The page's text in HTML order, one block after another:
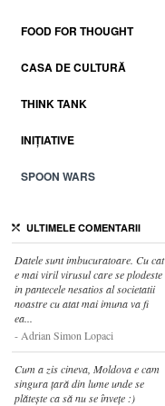
FOOD FOR THOUGHT
CASA DE CULTURĂ
THINK TANK
INIȚIATIVE
SPOON WARS
ULTIMELE COMENTARII
Datele sunt imbucuratoare. Cu cat
e mai viril virusul care se plodeste
in pantecele nesatios al societatii
noastre cu atat mai imuna va fi
ea...
Adrian Simon Lopaci
Cum a zis cineva, Moldova e cam
singura țară din lume unde se
plătește ca să nu se învețe :)